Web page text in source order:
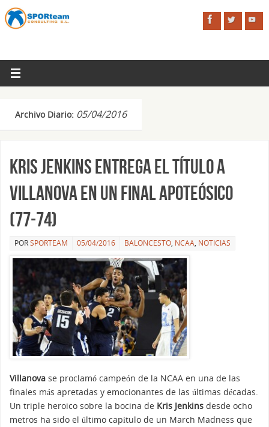
Archivo Diario: 05/04/2016
Kris Jenkins entrega el título a
Villanova en un final apoteósico
(77-74)
PORSPORTEAM 05/04/2016 BALONCESTO, NCAA, NOTICIAS
Villanova se proclamó campeón de la NCAA en una de las
finales más apretadas y emocionantes de las últimas décadas.
Un triple heroico sobre la bocina de Kris Jenkins desde ocho
metros ha sido el último capítulo de un March Madness que